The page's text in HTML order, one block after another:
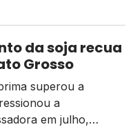
da soja recua
Grosso
superou a
a
em julho,